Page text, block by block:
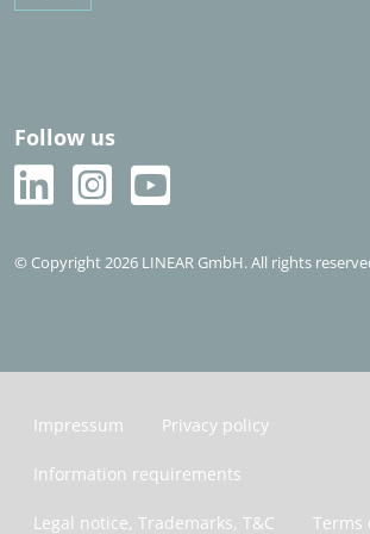
Follow us
© Copyright 2026 LINEAR GmbH. All rights
Impressum Privacy policy
Information requirements
Legal notice, Trademarks, T&C Terms